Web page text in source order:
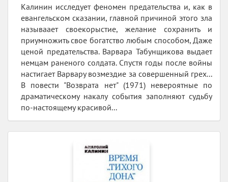
Калинин исследует феномен предательства и, как в
евангельском сказании, главной причиной этого зла
называает своекорыстие, желание сохранить и
приумножить свое богатство любым способом, Даже
ценой предательства. Варвара Табунщикова выдает
немцам раненого солдата. Спустя годы после войны
настигает Варвару возмездие за совершенный грех...
В повести "Возврата нет" (1971) невероятные по
драматическому накалу события заполняют судьбу
по-настоящему красивой...